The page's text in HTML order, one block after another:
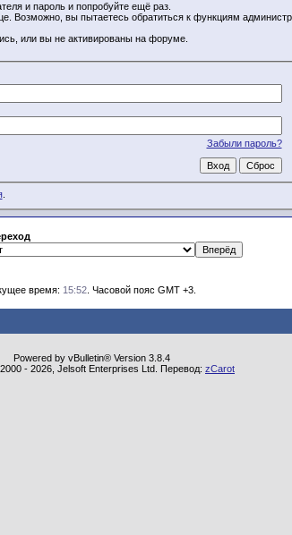
и пароль и попробуйте ещё раз.
Возможно, вы пытаетесь обратиться к функциям
или вы не активированы на форуме.
Забыли пароль?
.
время: 15:52 . Часовой пояс GMT +3.
Powered by vBulletin® Version 3.8.4
- 2026, Jelsoft Enterprises Ltd. Перевод: zCarot